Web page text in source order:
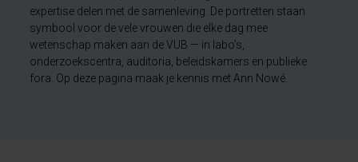
expertise delen met de samenleving. De portretten staan
symbool voor de vele vrouwen die elke dag mee
wetenschap maken aan de VUB — in labo’s,
onderzoekscentra, auditoria, beleidskamers en publieke
fora. Op deze pagina maak je kennis met Ann Nowé.